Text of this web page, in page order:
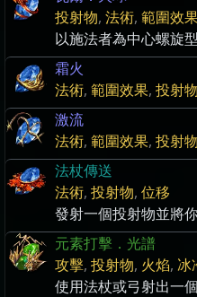
投射物, 法術, 範圍效
以施法者為中心螺旋
霜火
法術, 範圍效果, 投射物
激流
法術, 範圍效果, 投射物
法杖傳送
法術, 投射物, 位移
發射一個投射物並將
元素打擊．光譜
攻擊, 投射物, 火焰, 冰
使用法杖或弓射出一